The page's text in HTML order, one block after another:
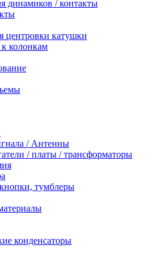
динамиков / контакты
центровки катушки
колонкам
/ Антенны
/ платы / трансформаторы
тумблеры
конденсаторы